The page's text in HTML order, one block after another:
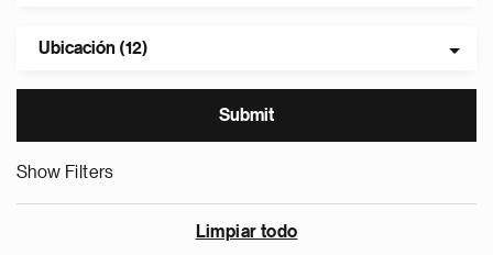
Ubicación (12)
Show Filters
Limpiar todo